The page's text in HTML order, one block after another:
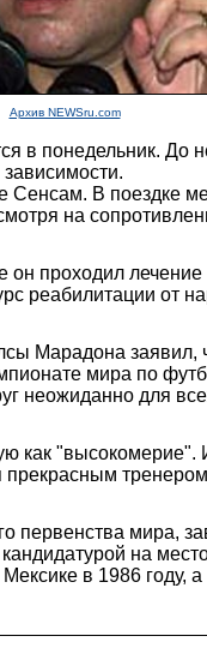
Архив NEWSru.com
в понедельник.
В поездке
на
проходил
реабилитации от
Марадона
мира по
для
как
мира,
на
в 1986